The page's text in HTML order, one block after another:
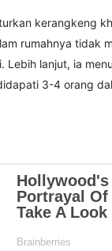
kerangkeng
rumahnya tidak
Lebih lanjut, ia
3-4 orang